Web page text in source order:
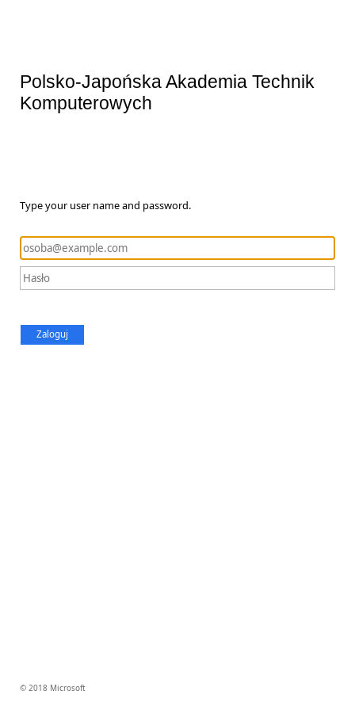
Polsko-Japońska Akademia Technik
Komputerowych
Type your user name and password.
Zaloguj
© 2018 Microsoft